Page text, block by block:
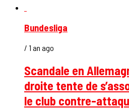
Bundesliga
/ 1 an ago
Scandale en
droite tente de
le club contre-